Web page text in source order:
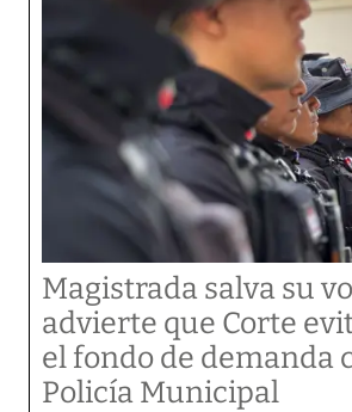
Magistrada salva su
advierte que Corte
el fondo de demanda
Policía Municipal